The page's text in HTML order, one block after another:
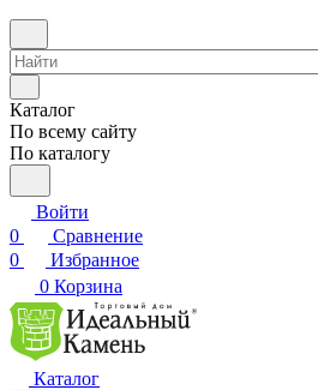
Каталог
По всему сайту
По каталогу
Войти
0
Сравнение
0
Избранное
0 Корзина
Каталог